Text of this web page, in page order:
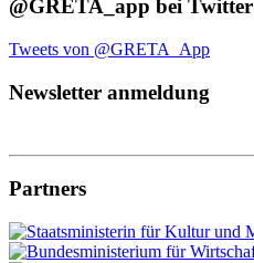
@GRETA_app bei Twitter
Tweets von @GRETA_App
Newsletter anmeldung
Partners